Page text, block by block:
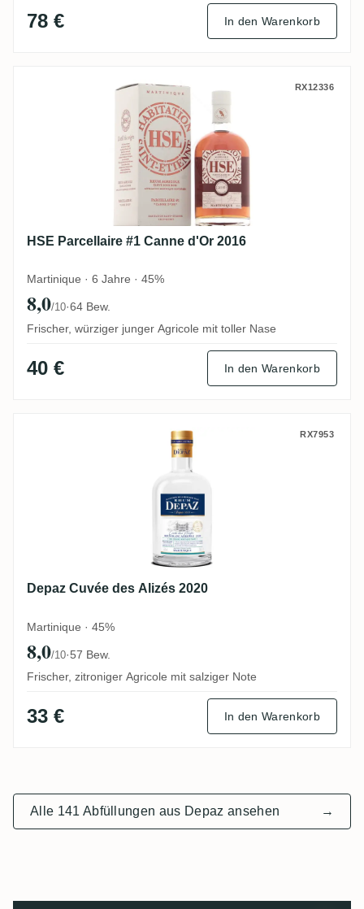
78 € In den Warenkorb
HSE Parcellaire #1 Canne d'Or 2016RX12336
HSE Parcellaire #1 Canne d'Or 2016
Martinique · 6 Jahre · 45%
8,0/10·64 Bew.
Frischer, würziger junger Agricole mit toller Nase
40 € In den Warenkorb
Depaz Cuvée des Alizés 2020 RX7953
Depaz Cuvée des Alizés 2020
Martinique · 45%
8,0/10·57 Bew.
Frischer, zitroniger Agricole mit salziger Note
33 € In den Warenkorb
Alle 141 Abfüllungen aus Depaz ansehen →